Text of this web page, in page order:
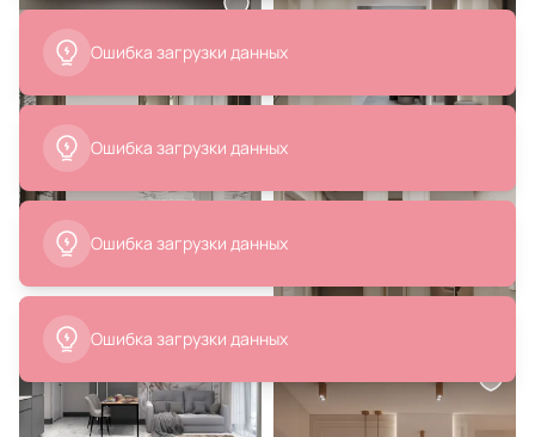
990 ₽
Встраиваемый светильник
A5941PL-2WH
002544
340 ₽
Светильник потолочный Arte
Lamp CARDANI PICCOLO
A5931PL-2WH
Накладной карданный
светильник Arte Lamp Cardani